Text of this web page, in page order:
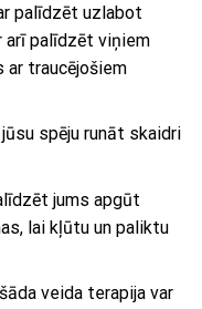
palīdzēt uzlabot
arī palīdzēt viņiem
traucējošiem
spēju runāt skaidri
jums apgūt
lai kļūtu un paliktu
veida terapija var